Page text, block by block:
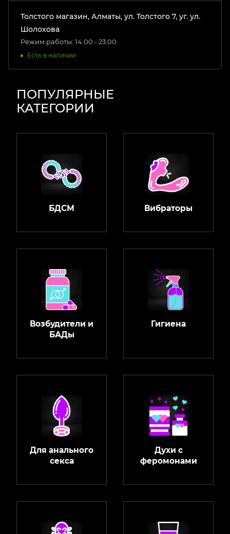
Толстого магазин, Алматы, ул. Толстого 7, уг. ул.
Шолохова
Режим работы: 14.00 - 23.00
Есть в наличии
ПОПУЛЯРНЫЕ
КАТЕГОРИИ
БДСМ Вибраторы
Возбудители и
БАДы
Гигиена
Для анального
секса
Духи с
феромонами